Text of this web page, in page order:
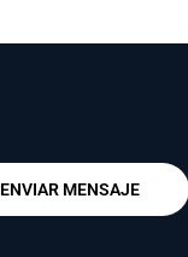
ENVIAR MENSAJE